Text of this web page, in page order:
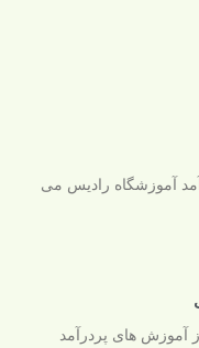
آموزشگاه رادیس می
آموزش های پردرآمد